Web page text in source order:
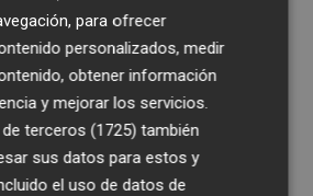
para ofrecer
personalizados, medir
obtener información
y mejorar los servicios.
terceros (1725) también
sus datos para estos y
el uso de datos de